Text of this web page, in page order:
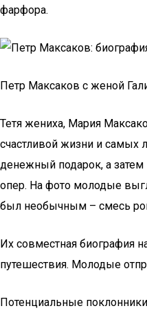
фарфора.
Петр Максаков с женой
Тетя жениха, Мария
счастливой жизни и самых
денежный подарок, а затем
опер. На фото молодые
был необычным – смесь
Их совместная биография
путешествия. Молодые
Потенциальные